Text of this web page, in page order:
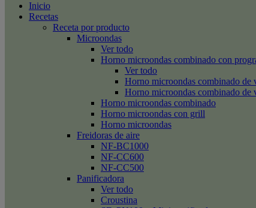
Inicio
Recetas
Receta por producto
Microondas
Ver todo
Horno microondas combinado con
Ver todo
Horno microondas combinado
Horno microondas combinado de
Horno microondas combinado
Horno microondas con grill
Horno microondas
Freidoras de aire
NF-BC1000
NF-CC600
NF-CC500
Panificadora
Ver todo
Croustina